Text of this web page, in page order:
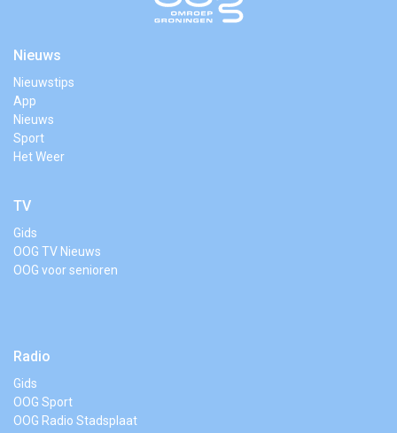
Nieuws
Nieuwstips
App
Nieuws
Sport
Het Weer
TV
Gids
OOG TV Nieuws
OOG voor senioren
Radio
Gids
OOG Sport
OOG Radio Stadsplaat